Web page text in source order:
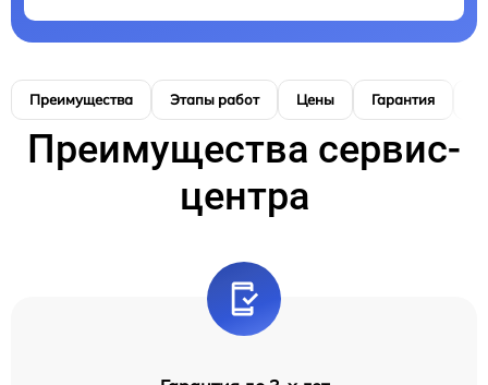
Преимущества Этапы работ Цены Гарантия
Преимущества сервис-
центра